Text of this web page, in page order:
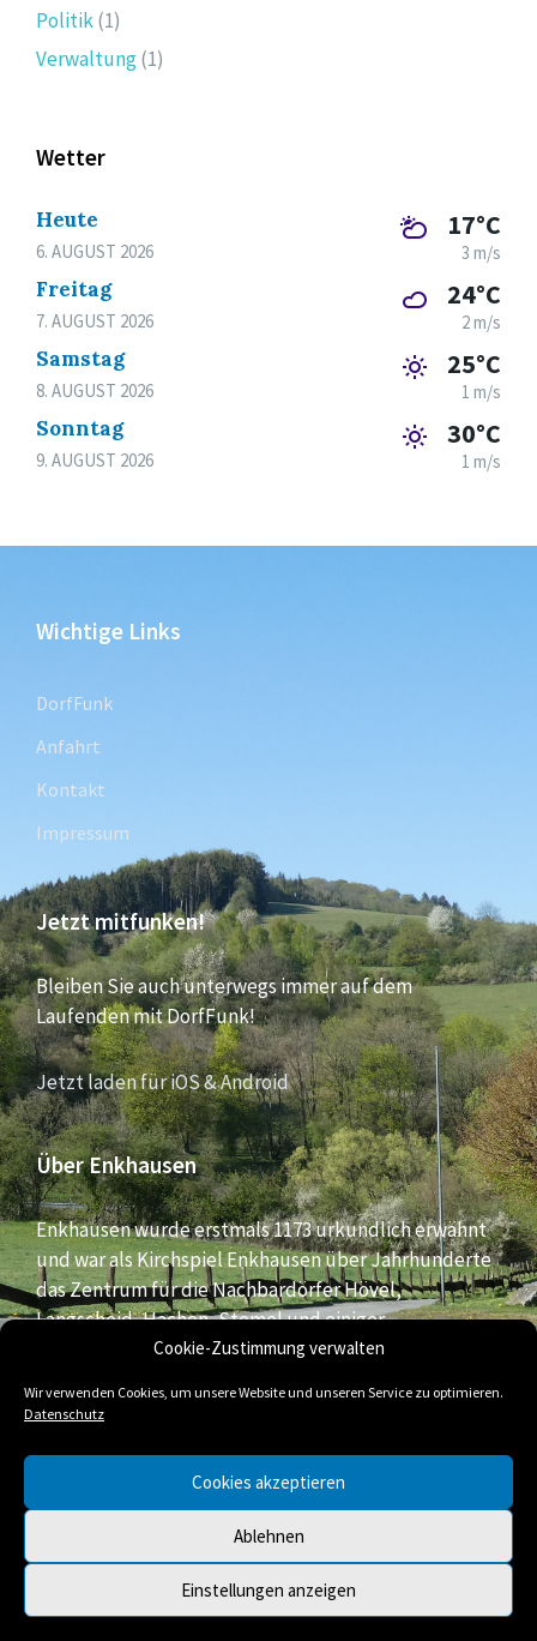
Cookie-Zustimmung verwalten
Wir verwenden Cookies, um unsere Website und unseren Service zu optimieren.
Datenschutz
Cookies akzeptieren
Ablehnen
Einstellungen anzeigen
Politik(1)
Verwaltung(1)
Wetter
Heute
6. AUGUST 2026
17°C
3 m/s
Freitag
7. AUGUST 2026
24°C
2 m/s
Samstag
8. AUGUST 2026
25°C
1 m/s
Sonntag
9. AUGUST 2026
30°C
1 m/s
Wichtige Links
DorfFunk
Anfahrt
Kontakt
Impressum
Jetzt mitfunken!
Bleiben Sie auch unterwegs immer auf dem
Laufenden mit DorfFunk!
Jetzt laden für iOS & Android
Über Enkhausen
Enkhausen wurde erstmals 1173 urkundlich erwähnt
und war als Kirchspiel Enkhausen über Jahrhunderte
das Zentrum für die Nachbardörfer Hövel,
Langscheid, Hachen, Stemel und einiger
Bauernschaften aus dem südlichen Bereich der Stadt
Facebook Twitter
© 2026 Enkhausen